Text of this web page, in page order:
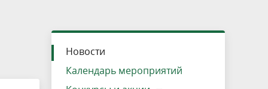
Озеро Плещеево
Вакансии
Экологические тропы и туристские
маршруты
Прокат велосипедов
Адрес, телефон, схема проезда
Результаты оценки условий труда
Интерактивная карта
Кадастр объектов животного мира, не
отнесенных к объектам охоты
Новости
Календарь мероприятий